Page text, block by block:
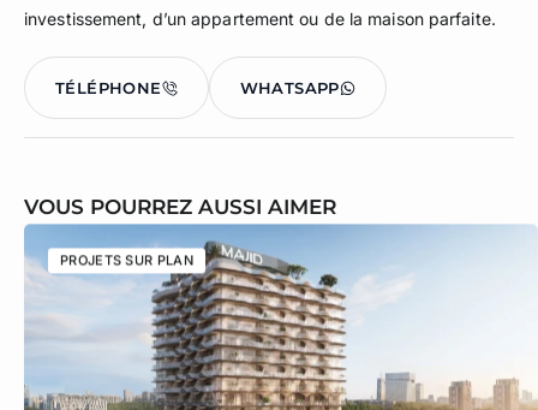
investissement, d’un appartement ou de la maison parfaite.
TÉLÉPHONE WHATSAPP
VOUS POURREZ AUSSI AIMER
PROJETS SUR PLAN